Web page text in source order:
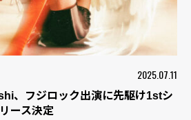
2025.07.11
、フジロック出演に先駆け1stシ
ース決定